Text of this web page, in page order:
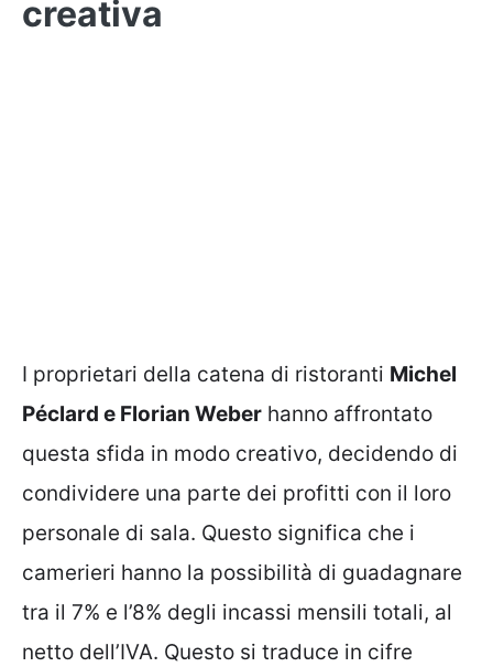
creativa
I proprietari della catena di ristoranti Michel
Péclard e Florian Weber hanno affrontato
questa sfida in modo creativo, decidendo di
condividere una parte dei profitti con il loro
personale di sala. Questo significa che i
camerieri hanno la possibilità di guadagnare
tra il 7% e l’8% degli incassi mensili totali, al
netto dell’IVA. Questo si traduce in cifre